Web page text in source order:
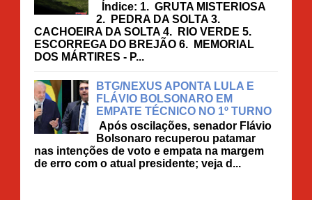
Índice: 1. GRUTA MISTERIOSA
2. PEDRA DA SOLTA 3.
CACHOEIRA DA SOLTA 4. RIO VERDE 5.
ESCORREGA DO BREJÃO 6. MEMORIAL
DOS MÁRTIRES - P...
BTG/NEXUS APONTA LULA E
FLÁVIO BOLSONARO EM
EMPATE TÉCNICO NO 1º TURNO
Após oscilações, senador Flávio
Bolsonaro recuperou patamar
nas intenções de voto e empata na margem
de erro com o atual presidente; veja d...